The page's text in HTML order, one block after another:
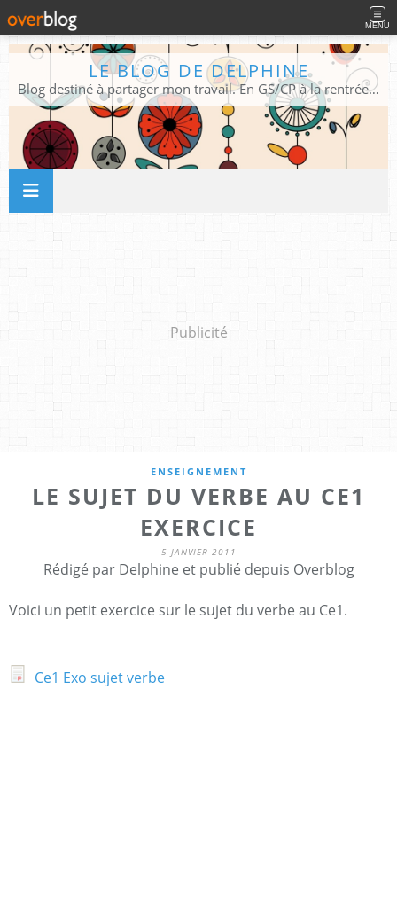
MENU
LE BLOG DE DELPHINE
Blog destiné à partager mon travail. En GS/CP à la rentrée 2026/2027 !
Publicité
ENSEIGNEMENT
LE SUJET DU VERBE AU CE1
EXERCICE
5 JANVIER 2011
Rédigé par Delphine et publié depuis Overblog
Voici un petit exercice sur le sujet du verbe au Ce1.
Ce1 Exo sujet verbe